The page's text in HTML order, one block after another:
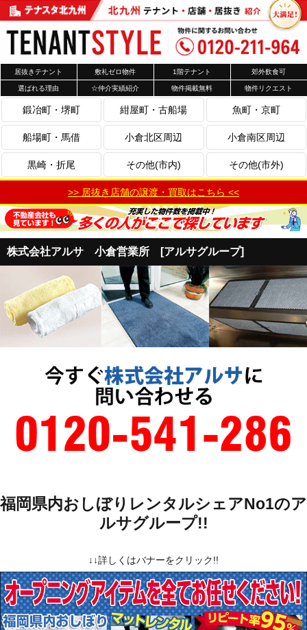
居抜きテナント 敷礼ゼロ物件 1階テナント 郊外飲食可
選ばれる理由 ☆仲介実績紹介 物件掲載無料 物件リクエスト
鍛冶町・堺町 紺屋町・古船場 魚町・京町
船場町・馬借 小倉北区周辺 小倉南区周辺
黒崎・折尾 その他(市内) その他(市外)
>> 居抜き店舗の譲渡・買取はこちら <<
株式会社アルサ 小倉営業所 [アルサグループ]
福岡県内おしぼりレンタルシェアNo1のア
ルサグループ!!
↓↓詳しくはバナーをクリック!!